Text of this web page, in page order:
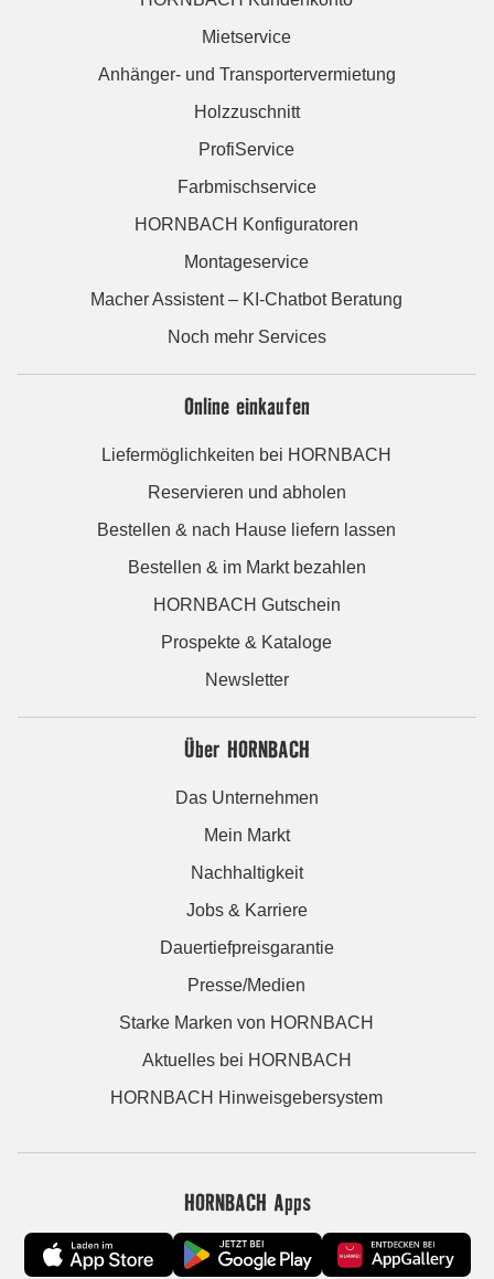
Mietservice
Anhänger- und Transportervermietung
Holzzuschnitt
ProfiService
Farbmischservice
HORNBACH Konfiguratoren
Montageservice
Macher Assistent – KI-Chatbot Beratung
Noch mehr Services
Online einkaufen
Liefermöglichkeiten bei HORNBACH
Reservieren und abholen
Bestellen & nach Hause liefern lassen
Bestellen & im Markt bezahlen
HORNBACH Gutschein
Prospekte & Kataloge
Newsletter
Über HORNBACH
Das Unternehmen
Mein Markt
Nachhaltigkeit
Jobs & Karriere
Dauertiefpreisgarantie
Presse/Medien
Starke Marken von HORNBACH
Aktuelles bei HORNBACH
HORNBACH Hinweisgebersystem
HORNBACH Apps